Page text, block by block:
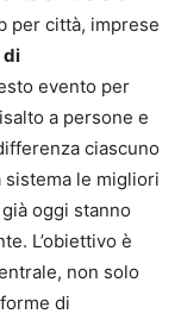
per città, imprese
di
evento per
a persone e
ciascuno
le migliori
oggi stanno
L’obiettivo è
non solo
di